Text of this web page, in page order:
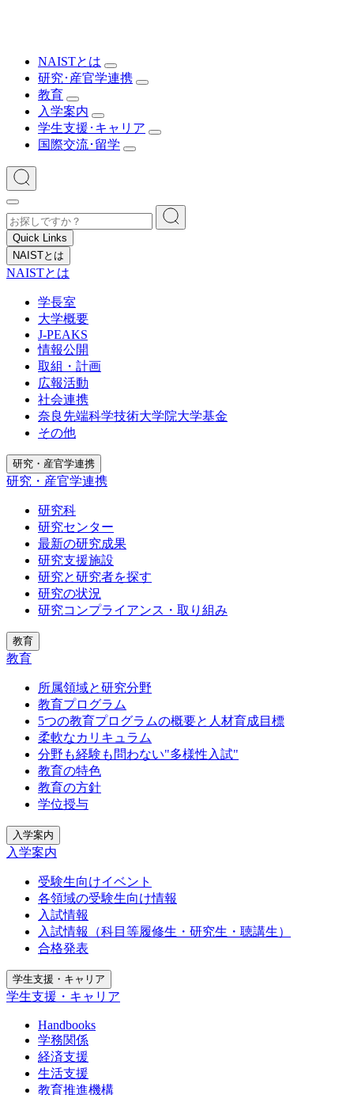
NAISTとは
研究･産官学連携
教育
入学案内
学生支援･キャリア
国際交流･留学
Quick Links
NAISTとは
NAISTとは
学長室
大学概要
J-PEAKS
情報公開
取組・計画
広報活動
社会連携
奈良先端科学技術大学院大学基金
その他
研究・産官学連携
研究・産官学連携
研究科
研究センター
最新の研究成果
研究支援施設
研究と研究者を探す
研究の状況
研究コンプライアンス・取り組み
教育
教育
所属領域と研究分野
教育プログラム
5つの教育プログラムの概要と人材育成目標
柔軟なカリキュラム
分野も経験も問わない"多様性入試"
教育の特色
教育の方針
学位授与
入学案内
入学案内
受験生向けイベント
各領域の受験生向け情報
入試情報
入試情報（科目等履修生・研究生・聴講生）
合格発表
学生支援・キャリア
学生支援・キャリア
Handbooks
学務関係
経済支援
生活支援
教育推進機構